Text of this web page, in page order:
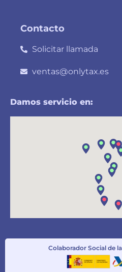
Contacto
Solicitar llamada
ventas@onlytax.es
Damos servicio en:
Colaborador Social de